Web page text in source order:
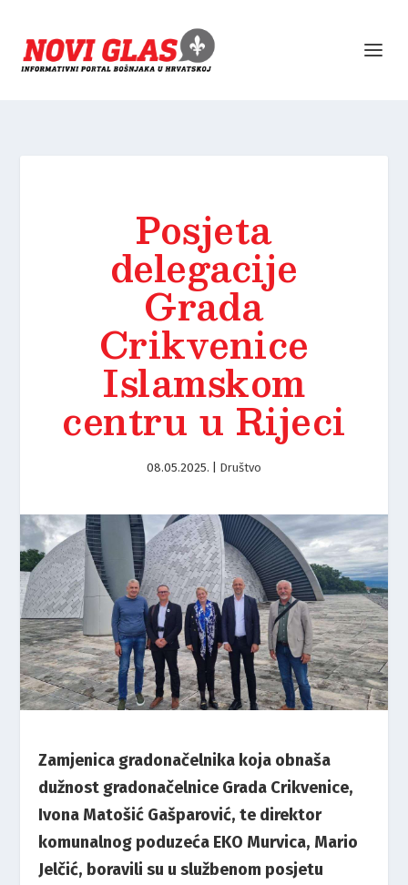
Posjeta
delegacije
Grada
Crikvenice
Islamskom
centru u Rijeci
08.05.2025. Društvo
Zamjenica gradonačelnika koja obnaša
dužnost gradonačelnice Grada Crikvenice,
Ivona Matošić Gašparović, te direktor
komunalnog poduzeća EKO Murvica, Mario
Jelčić, boravili su u službenom posjetu